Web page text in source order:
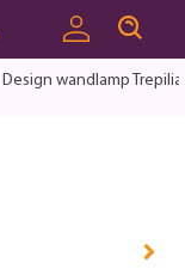
Design wandlamp